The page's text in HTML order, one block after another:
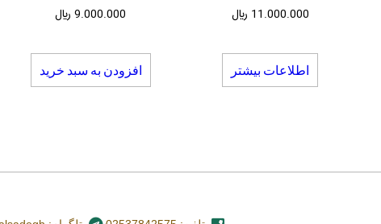
11.000.000 ﷼
اطلاعات بیشتر
9.000.000 ﷼
افزودن به سبد خرید